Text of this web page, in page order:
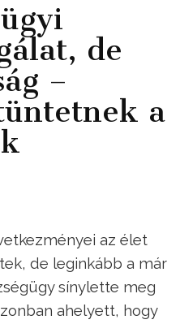
de
–
a
az élet
de leginkább a már
sínylette meg
ahelyett, hogy